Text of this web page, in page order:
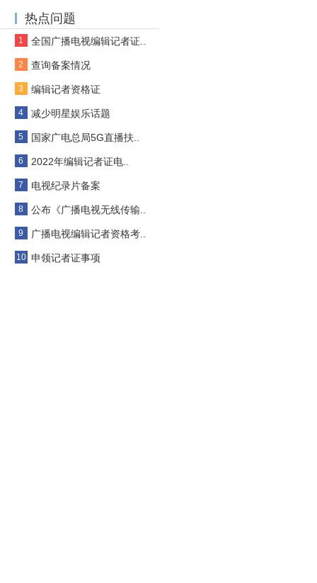
热点问题
1 全国广播电视编辑记者证..
2 查询备案情况
3 编辑记者资格证
4 减少明星娱乐话题
5 国家广电总局5G直播扶..
6 2022年编辑记者证电..
7 电视纪录片备案
8 公布《广播电视无线传输..
9 广播电视编辑记者资格考..
10 申领记者证事项